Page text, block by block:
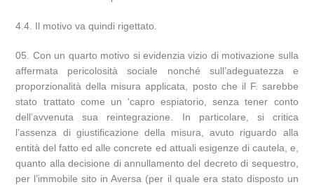
4.4. Il motivo va quindi rigettato.
Con un quarto motivo si evidenzia vizio di motivazione sulla
affermata pericolosità sociale nonché sull’adeguatezza e
proporzionalità della misura applicata, posto che il F. sarebbe
stato trattato come un ‘capro espiatorio, senza tener conto
dell’avvenuta sua reintegrazione. In particolare, si critica
l’assenza di giustificazione della misura, avuto riguardo alla
entità del fatto ed alle concrete ed attuali esigenze di cautela, e,
quanto alla decisione di annullamento del decreto di sequestro,
per l’immobile sito in Aversa (per il quale era stato disposto un